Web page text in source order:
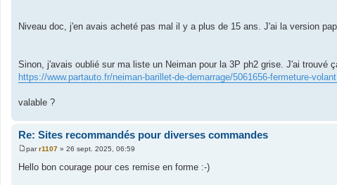
Niveau doc, j'en avais acheté pas mal il y a plus de 15 ans. J'ai la version
Sinon, j'avais oublié sur ma liste un Neiman pour la 3P ph2 grise. J'ai trouvé
https://www.partauto.fr/neiman-barillet-de-demarrage/5061656-fermeture-
valable ?
Re: Sites recommandés pour diverses commandes
M
e
s
parr1107 » 26 sept. 2025, 06:59
Hello bon courage pour ces remise en forme :-)